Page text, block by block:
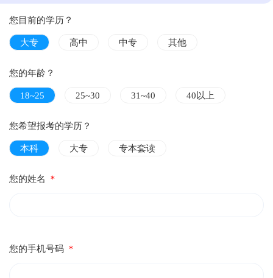
您目前的学历？
大专 高中 中专 其他
您的年龄？
18~25 25~30 31~40 40以上
您希望报考的学历？
本科 大专 专本套读
您的姓名 ＊
您的手机号码 ＊